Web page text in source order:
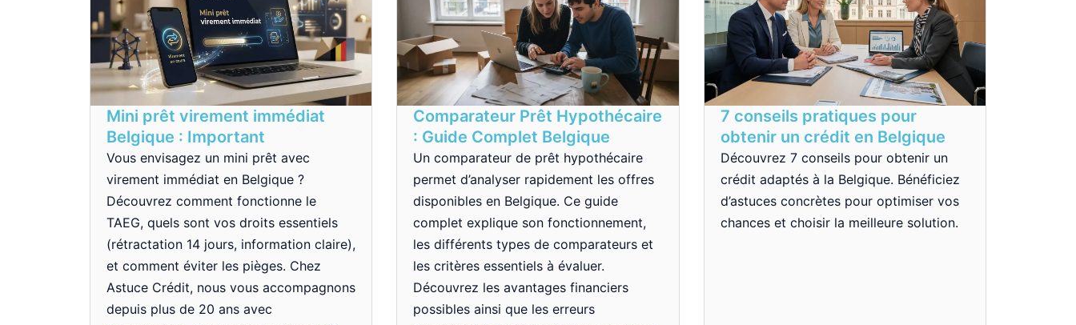
Mini prêt virement immédiat
Belgique : Important
Vous envisagez un mini prêt avec
virement immédiat en Belgique ?
Découvrez comment fonctionne le
TAEG, quels sont vos droits essentiels
(rétractation 14 jours, information claire),
et comment éviter les pièges. Chez
Astuce Crédit, nous vous accompagnons
depuis plus de 20 ans avec
Comparateur Prêt Hypothécaire
: Guide Complet Belgique
Un comparateur de prêt hypothécaire
permet d’analyser rapidement les offres
disponibles en Belgique. Ce guide
complet explique son fonctionnement,
les différents types de comparateurs et
les critères essentiels à évaluer.
Découvrez les avantages financiers
possibles ainsi que les erreurs
7 conseils pratiques pour
obtenir un crédit en Belgique
Découvrez 7 conseils pour obtenir un
crédit adaptés à la Belgique. Bénéficiez
d’astuces concrètes pour optimiser vos
chances et choisir la meilleure solution.